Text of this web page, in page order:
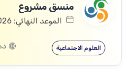
منسق مشروع
الموعد النهائي: 21/08/2026
العلوم الاجتماعية